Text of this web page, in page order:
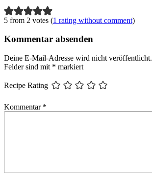
5 from 2 votes (1 rating without comment)
Kommentar absenden
Deine E-Mail-Adresse wird nicht veröffentlicht.
Felder sind mit * markiert
Recipe Rating
Kommentar *